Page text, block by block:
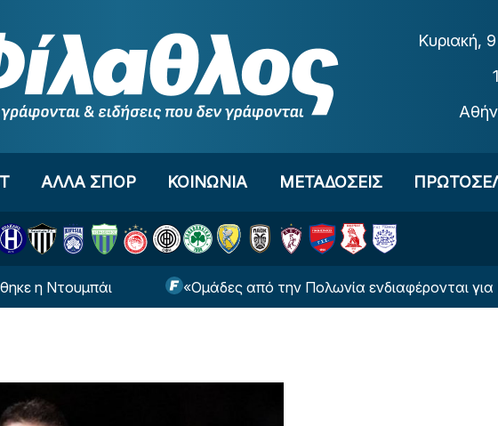
Κυριακή,
ΑΛΛΑ ΣΠΟΡ ΚΟΙΝΩΝΙΑ ΜΕΤΑΔΟΣΕΙΣ
«Ομάδες από την Πολωνία ενδιαφέρονται για Πιερό»